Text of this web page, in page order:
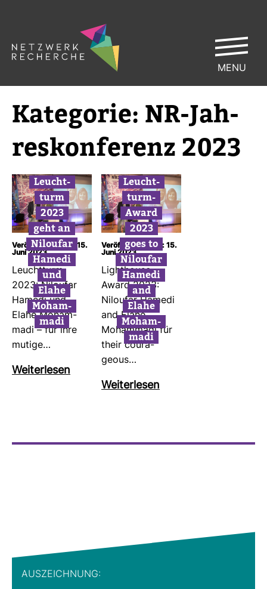
Kate­gorie: NR-​Jah­
res­kon­fe­renz 2023
Leucht­
turm
2023
geht an
Niloufar
Hamedi
und
Elahe
Moham­
madi
Veröffentlicht am: 15.
Juni 2023
Leucht­turm
2023: Niloufar
Hamedi und
Elahe Moham­
madi – für ihre
mutige…
Wei­ter­lesen
Leucht­
turm-​
Award
2023
goes to
Niloufar
Hamedi
and
Elahe
Moham­
madi
Veröffentlicht am: 15.
Juni 2023
Light­house-​
Award 2023:
Niloufar Hamedi
and Elahe
Moham­madi für
their cou­ra­
geous…
Wei­ter­lesen
AUS­ZEICH­NUNG:
MENU